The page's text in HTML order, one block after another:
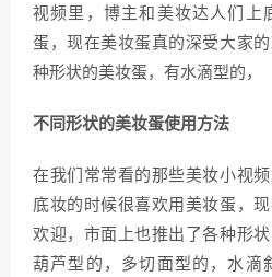
视频里，博主和美妆达人们上
蛋，现在美妆蛋真的深受大家
种形状的美妆蛋，有水滴型的，
不同形状的美妆蛋使用方法
在我们常常看的那些美妆小视
底妆的时候很喜欢用美妆蛋，
欢迎，市面上也推出了各种形
葫芦型的，多切面型的，水滴